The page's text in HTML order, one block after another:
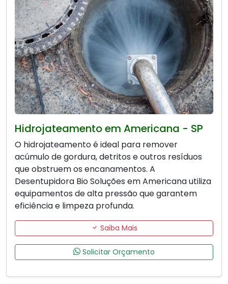
Hidrojateamento em Americana - SP
O hidrojateamento é ideal para remover
acúmulo de gordura, detritos e outros resíduos
que obstruem os encanamentos. A
Desentupidora Bio Soluções em Americana utiliza
equipamentos de alta pressão que garantem
eficiência e limpeza profunda.
Saiba Mais
Solicitar Orçamento